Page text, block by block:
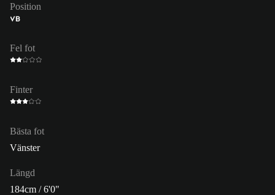
Position
VB
Fel fot
Finter
Bästa fot
Vänster
Längd
184cm / 6'0"